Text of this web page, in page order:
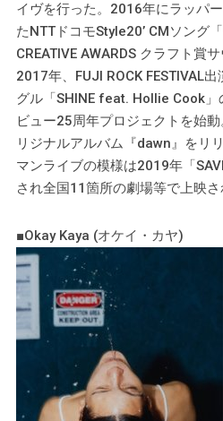
イヴを行った。2016年にラッパ
たNTTドコモStyle20’ CMソング
CREATIVE AWARDS クラフト賞
2017年、FUJI ROCK FESTIVAL
グル「SHINE feat. Hollie Cook」
ビュー25周年プロジェクトを始
リジナルアルバム『dawn』をリ
マンライブの模様は2019年「
され全国11箇所の劇場等で上映さ
■Okay Kaya (オケイ・カヤ)